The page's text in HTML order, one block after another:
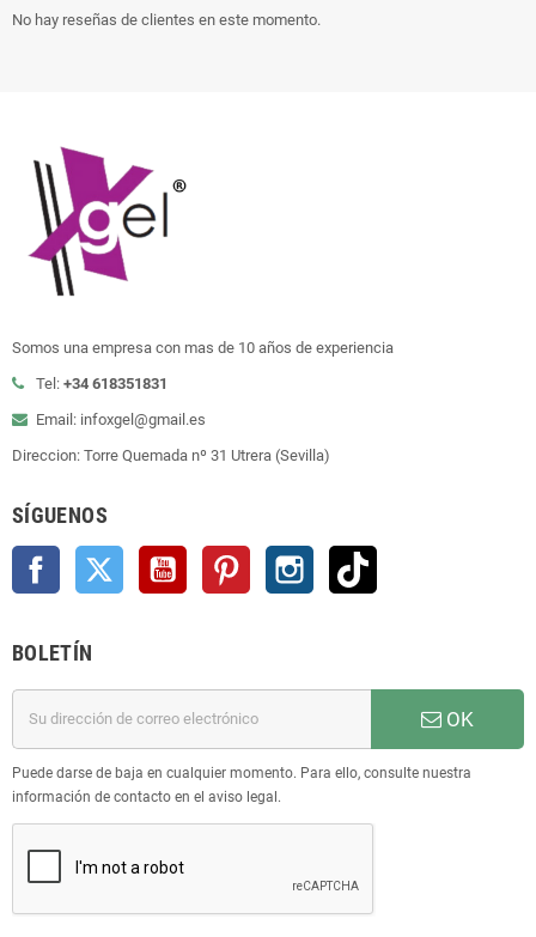
No hay reseñas de clientes en este momento.
Somos una empresa con mas de 10 años de experiencia
Tel: +34 618351831
Email: infoxgel@gmail.es
Direccion: Torre Quemada nº 31 Utrera (Sevilla)
SÍGUENOS
Facebook Twitter YouTube Pinterest Instagram
BOLETÍN
OK
Puede darse de baja en cualquier momento. Para ello, consulte nuestra
información de contacto en el aviso legal.